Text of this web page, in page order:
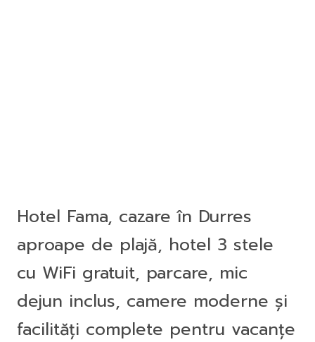
Hotel Fama, cazare în Durres
aproape de plajă, hotel 3 stele
cu WiFi gratuit, parcare, mic
dejun inclus, camere moderne și
facilități complete pentru vacanțe